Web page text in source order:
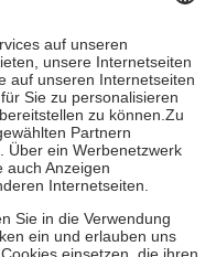
mehr als die tatsächlichen
für Online-Apotheken.
beträgt die
zehn Euro je
ihre eigene Gesundheit zu
Familie zu unterstützen,
18. Lebensjahr